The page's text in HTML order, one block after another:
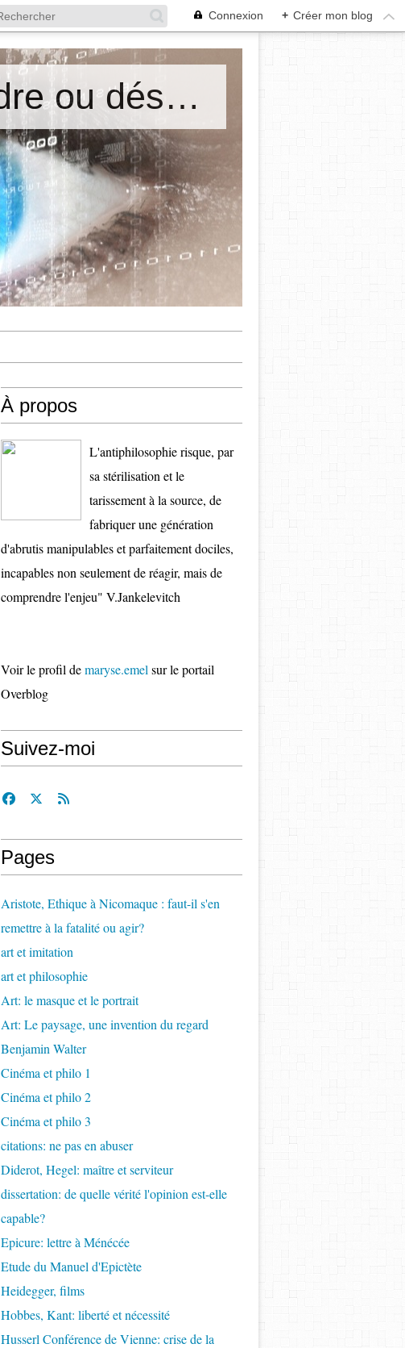
Connexion + Créer mon blog
Mes cours de philosophie. Ordre ou désordre? Maryse Emel
À propos
L'antiphilosophie risque, par
sa stérilisation et le
tarissement à la source, de
fabriquer une génération
d'abrutis manipulables et parfaitement dociles,
incapables non seulement de réagir, mais de
comprendre l'enjeu" V.Jankelevitch
Voir le profil demaryse.emel sur le portail
Overblog
Suivez-moi
Pages
Aristote, Ethique à Nicomaque : faut-il s'en
remettre à la fatalité ou agir?
art et imitation
art et philosophie
Art: le masque et le portrait
Art: Le paysage, une invention du regard
Benjamin Walter
Cinéma et philo 1
Cinéma et philo 2
Cinéma et philo 3
citations: ne pas en abuser
Diderot, Hegel: maître et serviteur
dissertation: de quelle vérité l'opinion est-elle
capable?
Epicure: lettre à Ménécée
Etude du Manuel d'Epictète
Heidegger, films
Hobbes, Kant: liberté et nécessité
Husserl Conférence de Vienne: crise de la